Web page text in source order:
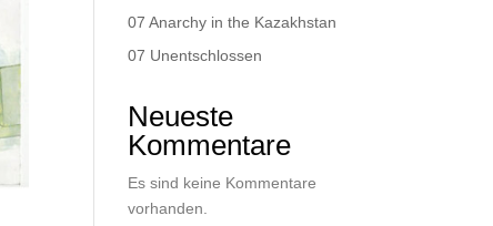
07 Anarchy in the Kazakhstan
07 Unentschlossen
Neueste
Kommentare
Es sind keine Kommentare
vorhanden.